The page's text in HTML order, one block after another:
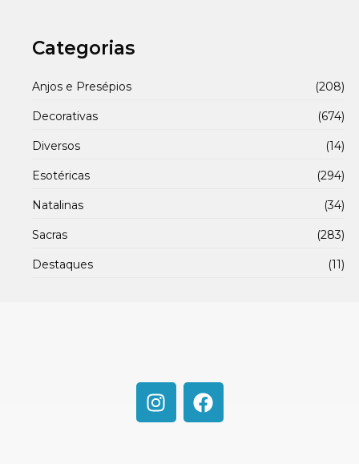
Categorias
Anjos e Presépios (208)
Decorativas (674)
Diversos (14)
Esotéricas (294)
Natalinas (34)
Sacras (283)
Destaques (11)